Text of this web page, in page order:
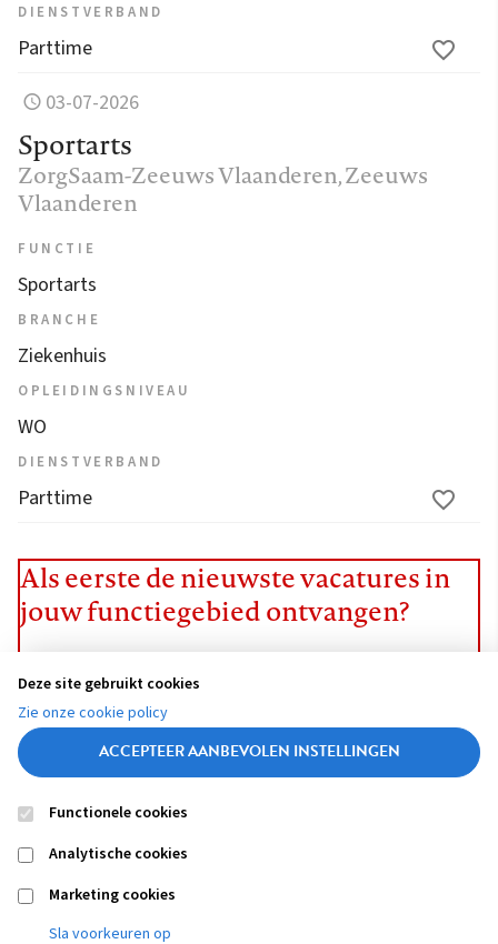
DIENSTVERBAND
Parttime
03-07-2026
Sportarts
ZorgSaam-Zeeuws Vlaanderen, Zeeuws
Vlaanderen
FUNCTIE
Sportarts
BRANCHE
Ziekenhuis
OPLEIDINGSNIVEAU
WO
DIENSTVERBAND
Parttime
Als eerste de nieuwste vacatures in
jouw functiegebied ontvangen?
STEL JOBALERT IN!
Footer
navigation
Deze site gebruikt cookies
Zie onze cookie policy
ACCEPTEER AANBEVOLEN INSTELLINGEN
Functionele cookies
Analytische cookies
Marketing cookies
Sla voorkeuren op